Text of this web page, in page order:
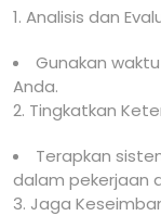
1. Analisis dan
Gunakan
Anda.
2. Tingkatkan
Terapkan
dalam pekerjaan
3. Jaga